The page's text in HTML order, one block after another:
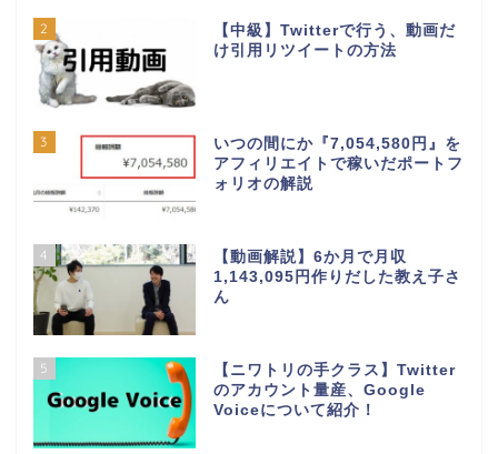
2
【中級】Twitterで行う、動画だ
け引用リツイートの方法
3
いつの間にか『7,054,580円』を
アフィリエイトで稼いだポートフ
ォリオの解説
4
【動画解説】6か月で月収
1,143,095円作りだした教え子さ
ん
5
【ニワトリの手クラス】Twitter
のアカウント量産、Google
Voiceについて紹介！